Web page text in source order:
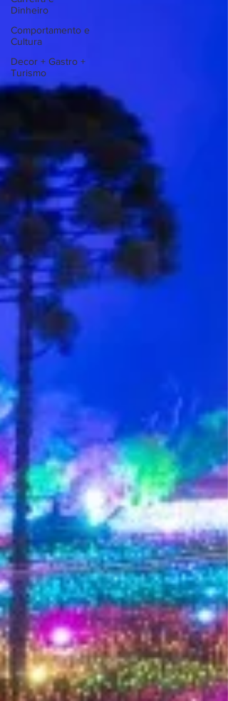
Dinheiro
Comportamento e
Cultura
Decor + Gastro +
Turismo